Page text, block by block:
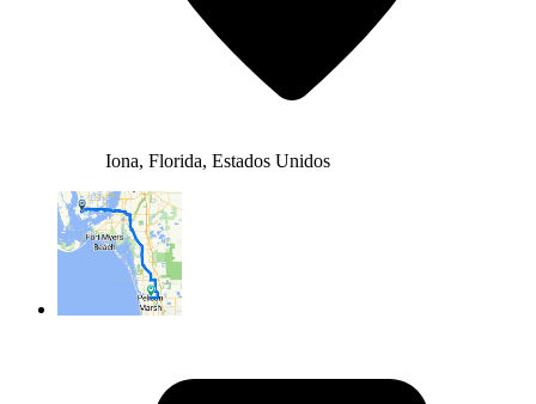
Iona, Florida, Estados Unidos